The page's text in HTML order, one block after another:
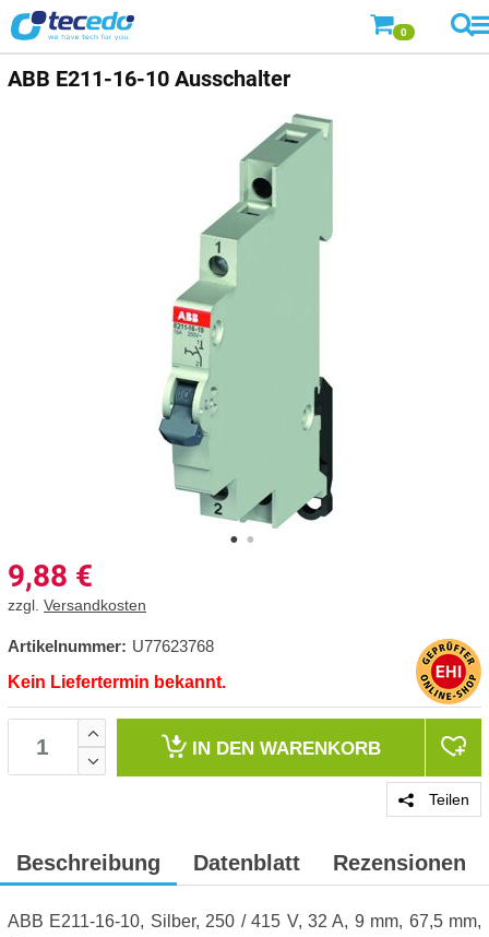
0
ABB E211-16-10 Ausschalter
9,88 €
zzgl. Versandkosten
Artikelnummer: U77623768
Kein Liefertermin bekannt.
IN DEN WARENKORB
Teilen
Beschreibung Datenblatt Rezensionen
ABB E211-16-10, Silber, 250 / 415 V, 32 A, 9 mm, 67,5 mm,